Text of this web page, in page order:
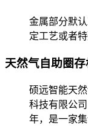
金属部分默
定工艺或者
天然气自助圈
硕远智能天
科技有限公
年，是一家